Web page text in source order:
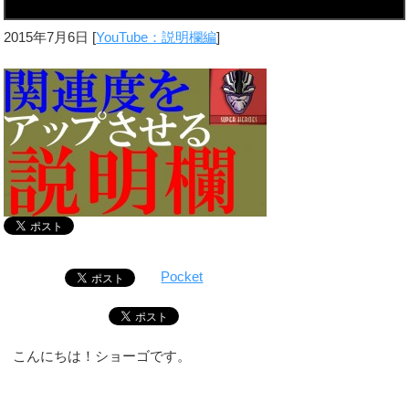
2015年7月6日 [YouTube：説明欄編]
Pocket
こんにちは！ショーゴです。